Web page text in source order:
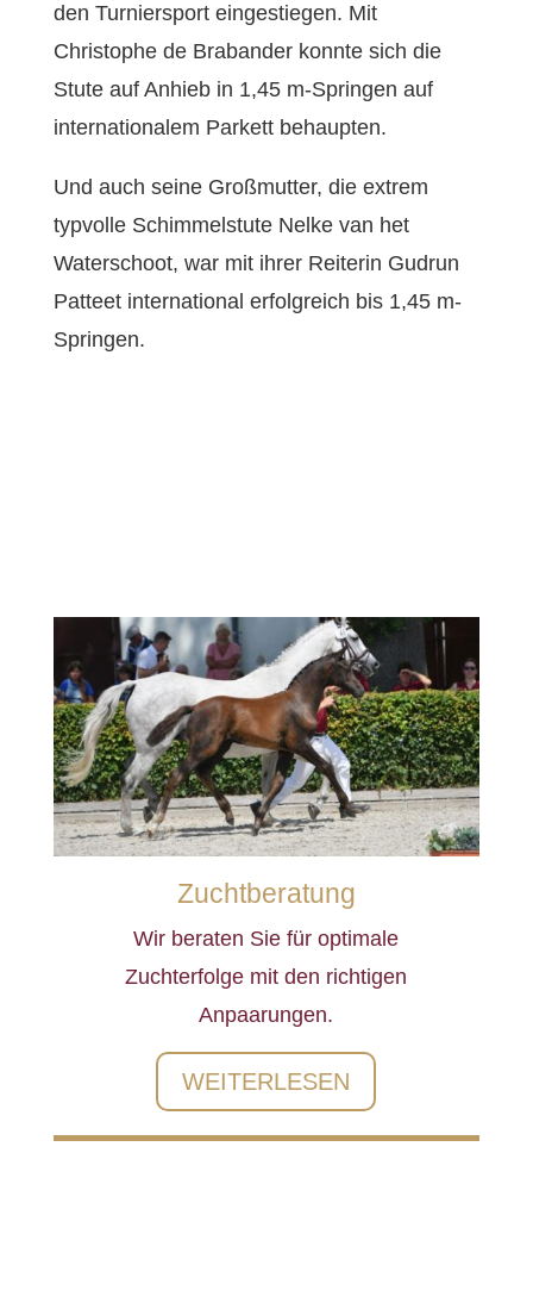
den Turniersport eingestiegen. Mit
Christophe de Brabander konnte sich die
Stute auf Anhieb in 1,45 m-Springen auf
internationalem Parkett behaupten.
Und auch seine Großmutter, die extrem
typvolle Schimmelstute Nelke van het
Waterschoot, war mit ihrer Reiterin Gudrun
Patteet international erfolgreich bis 1,45 m-
Springen.
Zuchtberatung
Wir beraten Sie für optimale
Zuchterfolge mit den richtigen
Anpaarungen.
WEITERLESEN